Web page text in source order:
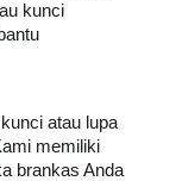
kunci
atau lupa
memiliki
brankas Anda